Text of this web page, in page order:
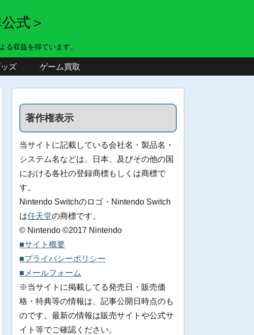
式＞
る収益を得ています。
ズ ゲーム買取
著作権表示
当サイトに記載している会社名・製品名・
システム名などは、日本、及びその他の国
における各社の登録商標もしくは商標で
す。
Nintendo Switchのロゴ・Nintendo Switch
は任天堂の商標です。
© Nintendo ©2017 Nintendo
■サイト概要
■プライバシーポリシー
■メールフォーム
※当サイトに掲載してる発売日・販売価
格・特典等の情報は、記事公開日時点のも
のです。最新の情報は販売サイトや公式サ
イト等でご確認ください。